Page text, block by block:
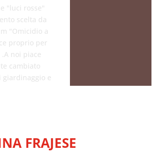
"luci rosse"
scelta da
"Omicidio a
proprio per
noi piace
cambiato
e
FRAJESE